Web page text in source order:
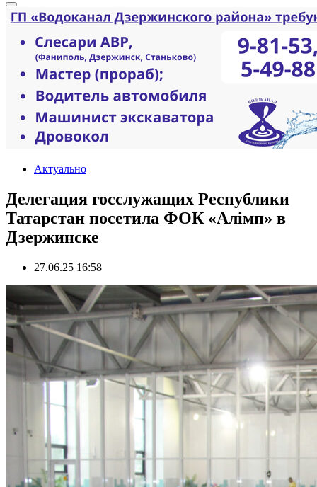
Актуально
Делегация госслужащих Республики
Татарстан посетила ФОК «Алiмп» в
Дзержинске
27.06.25 16:58